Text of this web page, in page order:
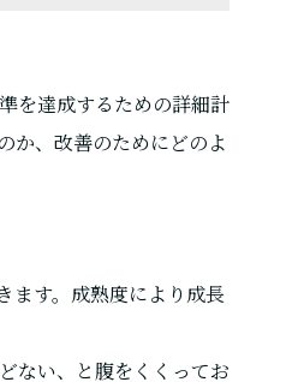
を達成するための詳細計
か、改善のためにどのよ
ます。成熟度により成長
ない、と腹をくくってお